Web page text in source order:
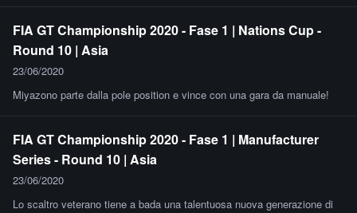
FIA GT Championship 2020 - Fase 1 | Nations Cup -
Round 10 | Asia
23/06/2020
Miyazono parte dalla pole position e vince con una gara da manuale!
FIA GT Championship 2020 - Fase 1 | Manufacturer
Series - Round 10 | Asia
23/06/2020
Lo scaltro veterano tiene a bada una talentuosa nuova generazione di